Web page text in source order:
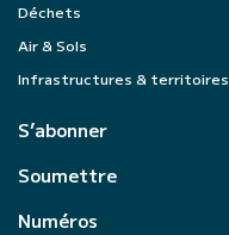
Déchets
Air & Sols
Infrastructures & territoires
S’abonner
Soumettre
Numéros